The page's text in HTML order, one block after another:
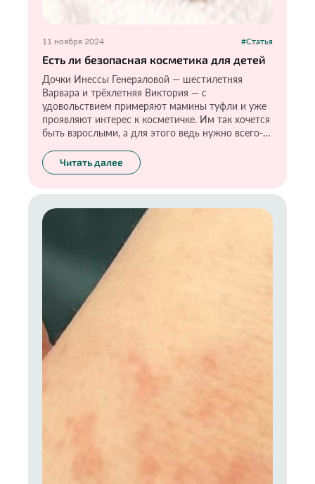
11 ноября 2024 #Статья
Есть ли безопасная косметика для детей
Дочки Инессы Генераловой — шестилетняя
Варвара и трёхлетняя Виктория — с
удовольствием примеряют мамины туфли и уже
проявляют интерес к косметичке. Им так хочется
быть взрослыми, а для этого ведь нужно всего-
не запрещаю девочкам пользоваться косметикой,
потому что в нашем доме она вся безопасная. Я
Сохраняйте эту статью-памятку!»
Читать далее